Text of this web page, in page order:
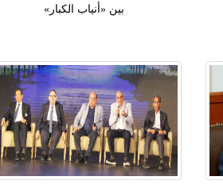
بين «أنياب الكبار»